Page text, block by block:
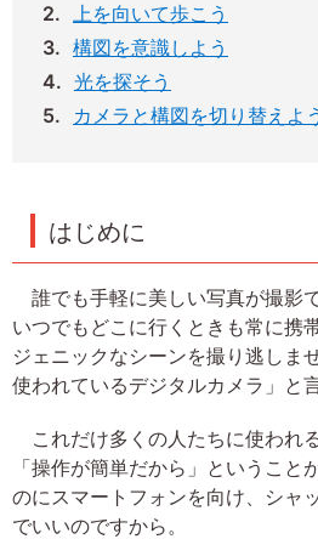
上を向いて歩こう
構図を意識しよう
光を探そう
カメラと構図を切り替えよ
はじめに
誰でも手軽に美しい写真が撮影
いつでもどこに行くときも常に携
ジェニックなシーンを撮り逃しま
使われているデジタルカメラ」と
これだけ多くの人たちに使われ
「操作が簡単だから」ということ
のにスマートフォンを向け、シャ
でいいのですから。